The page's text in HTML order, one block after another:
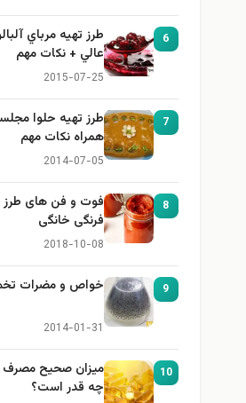
6
طرز تهيه مرباي
عالي + نكات مهم
2015-07-25
7
طرز تهيه حلوا
همراه نكات مهم
2014-07-05
8
فوت و فن های طرز
فرنگی خانگی
2018-10-08
9 خواص و مضرات
2014-01-31
10
چه قدر است؟